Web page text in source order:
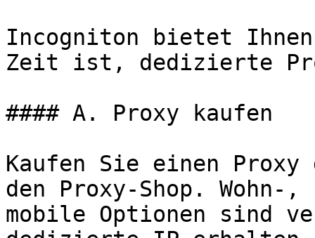
Incogniton bietet Ihnen
Zeit ist, dedizierte
#### A. Proxy kaufen
Kaufen Sie einen
den Proxy-Shop. Wohn-
mobile Optionen sind